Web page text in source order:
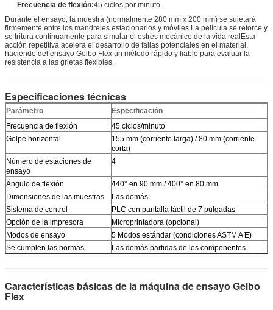
Frecuencia de flexión:45 ciclos por minuto.
Durante el ensayo, la muestra (normalmente 280 mm x 200 mm) se sujetará
firmemente entre los mandreles estacionarios y móviles.La película se retorce y
se tritura continuamente para simular el estrés mecánico de la vida realEsta
acción repetitiva acelera el desarrollo de fallas potenciales en el material,
haciendo del ensayo Gelbo Flex un método rápido y fiable para evaluar la
resistencia a las grietas flexibles.
Especificaciones técnicas
Parámetro
Especificación
Frecuencia de flexión
45 ciclos/minuto
Golpe horizontal
155 mm (corriente larga) / 80 mm (corriente
corta)
Número de estaciones de
ensayo
4
Ángulo de flexión
440° en 90 mm / 400° en 80 mm
Dimensiones de las muestras
Las demás:
Sistema de control
PLC con pantalla táctil de 7 pulgadas
Opción de la impresora
Microprintadora (opcional)
Modos de ensayo
5 Modos estándar (condiciones ASTM A ̊E)
Se cumplen las normas
Las demás partidas de los componentes
Características básicas de la máquina de ensayo Gelbo
Flex